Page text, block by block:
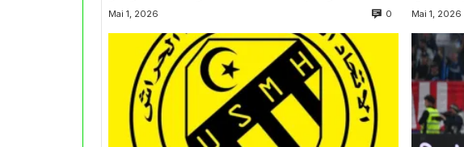
Mai 1, 2026 0 Mai 1, 2026